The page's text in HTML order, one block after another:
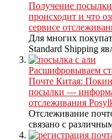
Получение посылки
происходит и что
сервисе
Для многих
Standard Shipping
Расшифровываем
Почте Китая:
посылки —
отслеживания
Отслеживание
связано с